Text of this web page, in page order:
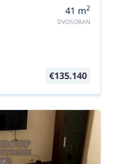
41 m2
DVOSOBAN
€135.140